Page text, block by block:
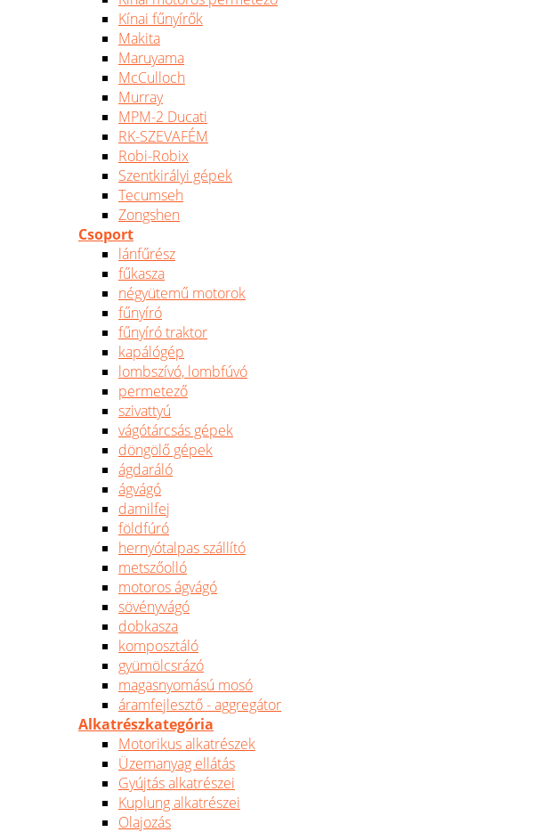
Kínai fűnyírők
Makita
Maruyama
McCulloch
Murray
MPM-2 Ducati
RK-SZEVAFÉM
Robi-Robix
Szentkirályi gépek
Tecumseh
Zongshen
Csoport
lánfűrész
fűkasza
négyütemű motorok
fűnyíró
fűnyíró traktor
kapálógép
lombszívó, lombfúvó
permetező
szivattyú
vágótárcsás gépek
döngölő gépek
ágdaráló
ágvágó
damilfej
földfúró
hernyótalpas szállító
metszőolló
motoros ágvágó
sövényvágó
dobkasza
komposztáló
gyümölcsrázó
magasnyomású mosó
áramfejlesztő - aggregátor
Alkatrészkategória
Motorikus alkatrészek
Üzemanyag ellátás
Gyújtás alkatrészei
Kuplung alkatrészei
Olajozás